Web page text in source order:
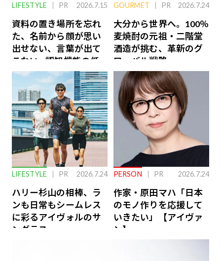
LIFESTYLE PR 2026.7.15
資料の置き場所を忘れ
た、名前から顔が思い
出せない、言葉が出て
こない…認知機能の低
下を救う、脳のインナ
ーケアとは
GOURMET PR 2026.7.24
大分から世界へ。100％
麦焼酎の元祖・二階堂
酒造が挑む、革新のグ
ローバル戦略
LIFESTYLE PR 2026.7.24
ハリー杉山の相棒、ラ
ンも日常もシームレス
に彩るアイヴォルのサ
ングラス
PERSON PR 2026.7.24
作家・原田マハ「日本
のモノ作りを応援して
いきたい」【アイヴァ
ン】